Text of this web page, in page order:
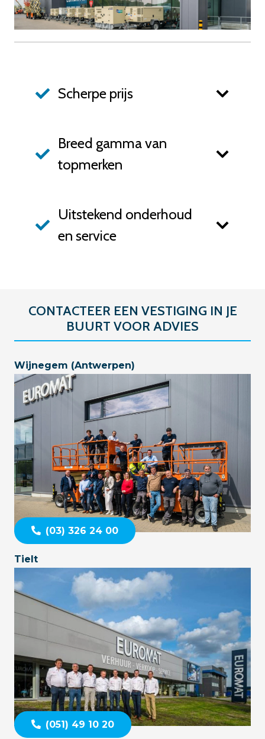
Scherpe prijs
Breed gamma van
topmerken
Uitstekend onderhoud
en service
CONTACTEER EEN VESTIGING IN JE
BUURT VOOR ADVIES
Wijnegem (Antwerpen)
(03) 326 24 00
Tielt
(051) 49 10 20